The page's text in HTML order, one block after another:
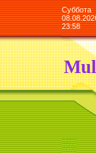
Суббота
23:58